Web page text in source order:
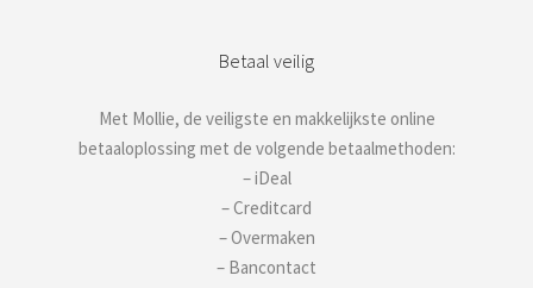
Betaal veilig
Met Mollie, de veiligste en makkelijkste online
betaaloplossing met de volgende betaalmethoden:
– iDeal
– Creditcard
– Overmaken
– Bancontact